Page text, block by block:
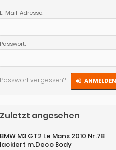
E-Mail-Adresse:
Passwort:
Passwort vergessen? ANMELDEN
Zuletzt angesehen
BMW M3 GT2 Le Mans 2010 Nr.78
lackiert m.Deco Body